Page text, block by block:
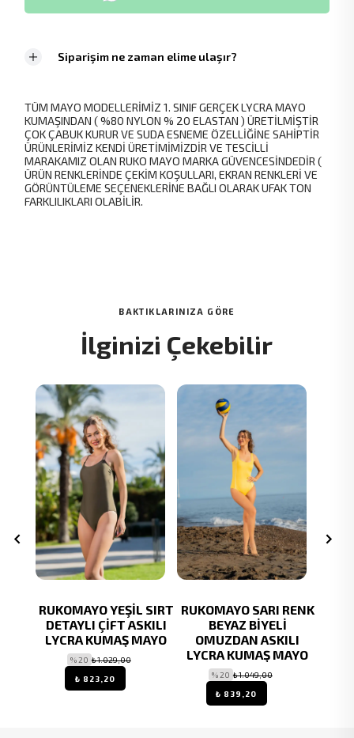
Siparişim ne zaman elime ulaşır?
TÜM MAYO MODELLERİMİZ 1. SINIF GERÇEK LYCRA MAYO
KUMAŞINDAN ( %80 NYLON % 20 ELASTAN ) ÜRETİLMİŞTİR
ÇOK ÇABUK KURUR VE SUDA ESNEME ÖZELLİĞİNE SAHİPTİR
ÜRÜNLERİMİZ KENDİ ÜRETİMİMİZDİR VE TESCİLLİ
MARAKAMIZ OLAN RUKO MAYO MARKA GÜVENCESİNDEDİR (
ÜRÜN RENKLERİNDE ÇEKİM KOŞULLARI, EKRAN RENKLERİ VE
GÖRÜNTÜLEME SEÇENEKLERİNE BAĞLI OLARAK UFAK TON
FARKLILIKLARI OLABİLİR.
BAKTIKLARINIZA GÖRE
İlginizi Çekebilir
RUKOMAYO YEŞİL SIRT
DETAYLI ÇİFT ASKILI
LYCRA KUMAŞ MAYO
% 20 ₺ 1.029,00
₺ 823,20
RUKOMAYO SARI RENK
BEYAZ BİYELİ
OMUZDAN ASKILI
LYCRA KUMAŞ MAYO
% 20 ₺ 1.049,00
₺ 839,20